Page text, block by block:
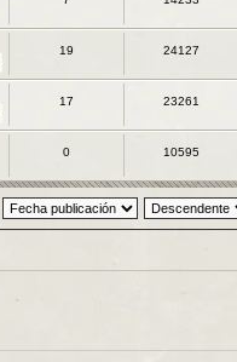
19 24127
17 23261
0 10595